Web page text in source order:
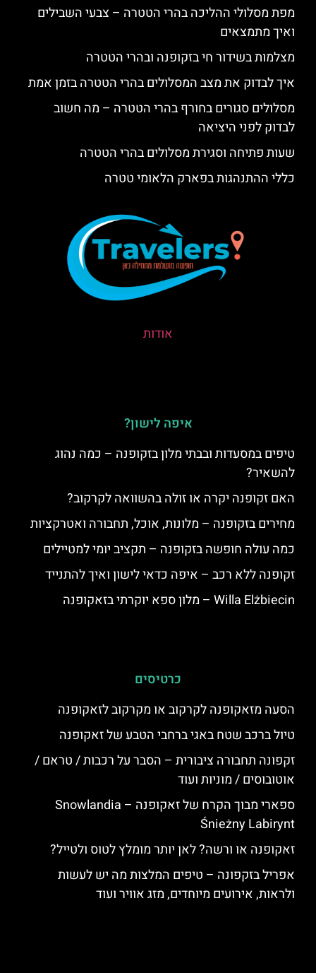
מפת מסלולי ההליכה בהרי הטטרה – צבעי השבילים
ואיך מתמצאים
מצלמות בשידור חי בזקופנה ובהרי הטטרה
איך לבדוק את מצב המסלולים בהרי הטטרה בזמן אמת
מסלולים סגורים בחורף בהרי הטטרה – מה חשוב
לבדוק לפני היציאה
שעות פתיחה וסגירת מסלולים בהרי הטטרה
כללי ההתנהגות בפארק הלאומי טטרה
אודות
איפה לישון?
טיפים במסעדות ובבתי מלון בזקופנה – כמה נהוג
להשאיר?
האם זקופנה יקרה או זולה בהשוואה לקרקוב?
מחירים בזקופנה – מלונות, אוכל, תחבורה ואטרקציות
כמה עולה חופשה בזקופנה – תקציב יומי למטיילים
זקופנה ללא רכב – איפה כדאי לישון ואיך להתנייד
Willa Elżbiecin – מלון ספא יוקרתי בזאקופנה
כרטיסים
הסעה מזאקופנה לקרקוב או מקרקוב לזאקופנה
טיול ברכב שטח באגי ברחבי הטבע של זאקופנה
זקפונה תחבורה ציבורית – הסבר על רכבות / טראם /
אוטובוסים / מוניות ועוד
ספארי מבוך הקרח של זאקופנה – Snowlandia
Śnieżny Labirynt
זאקופנה או ורשה? לאן יותר מומלץ לטוס ולטייל?
אפריל בזקפונה – טיפים המלצות מה יש לעשות
ולראות, אירועים מיוחדים, מזג אוויר ועוד